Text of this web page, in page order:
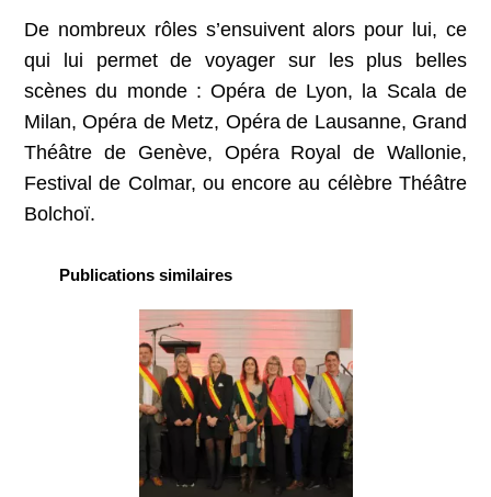
De nombreux rôles s’ensuivent alors pour lui, ce
qui lui permet de voyager sur les plus belles
scènes du monde : Opéra de Lyon, la Scala de
Milan, Opéra de Metz, Opéra de Lausanne, Grand
Théâtre de Genève, Opéra Royal de Wallonie,
Festival de Colmar, ou encore au célèbre Théâtre
Bolchoï.
Publications similaires